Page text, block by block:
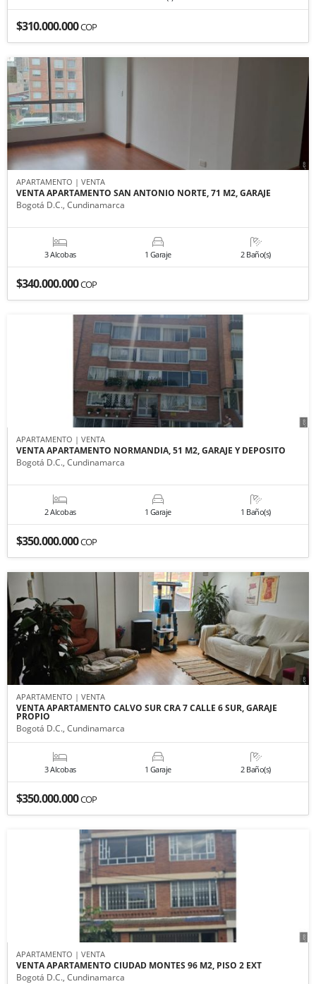
$310.000.000COP
APARTAMENTO | VENTA
VENTA APARTAMENTO SAN ANTONIO NORTE, 71 M2, GARAJE
Bogotá D.C., Cundinamarca
3 Alcobas 1 Garaje 2 Baño(s)
$340.000.000COP
APARTAMENTO | VENTA
VENTA APARTAMENTO NORMANDIA, 51 M2, GARAJE Y DEPOSITO
Bogotá D.C., Cundinamarca
2 Alcobas 1 Garaje 1 Baño(s)
$350.000.000COP
APARTAMENTO | VENTA
VENTA APARTAMENTO CALVO SUR CRA 7 CALLE 6 SUR, GARAJE
PROPIO
Bogotá D.C., Cundinamarca
3 Alcobas 1 Garaje 2 Baño(s)
$350.000.000COP
APARTAMENTO | VENTA
VENTA APARTAMENTO CIUDAD MONTES 96 M2, PISO 2 EXT
Bogotá D.C., Cundinamarca